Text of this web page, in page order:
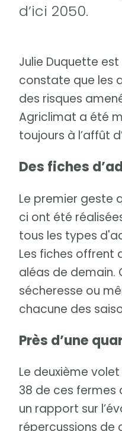
d’ici 2050.
Julie Duquette est
constate que les
des risques
Agriclimat a été
toujours à l’affût
Des fiches
Le premier geste
ci ont été
tous les types
Les fiches offrent
aléas de demain.
sécheresse ou
chacune des
Près d’une
Le deuxième
38 de ces fermes
un rapport sur
répercussions de